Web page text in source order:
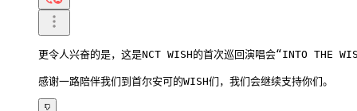
更令人兴奋的是，这是NCT WISH的首次巡回演唱会“INTO THE
感谢一路陪伴我们到首尔安可的WISH们，我们会继续支持你们。